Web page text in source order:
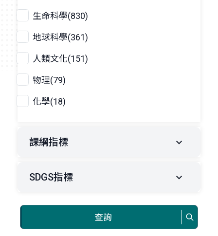
生命科學(830)
地球科學(361)
人類文化(151)
物理(79)
化學(18)
課綱指標
SDGS指標
查詢